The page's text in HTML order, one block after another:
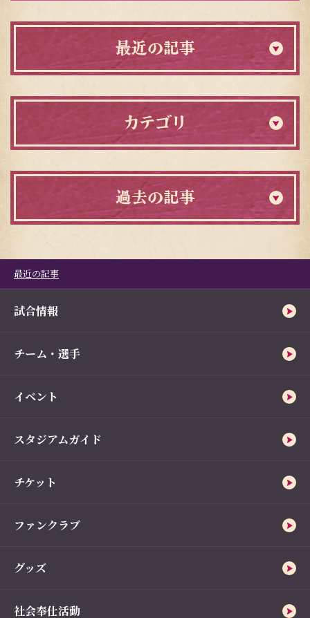
最近の記事
カテゴリ
過去の記事
最近の記事
試合情報
チーム・選手
イベント
スタジアムガイド
チケット
ファンクラブ
グッズ
社会奉仕活動